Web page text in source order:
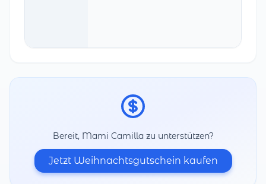
Bereit, Mami Camilla zu unterstützen?
Jetzt Weihnachtsgutschein kaufen